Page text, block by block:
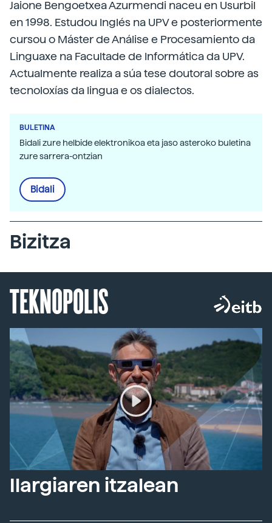
Jaione Bengoetxea Azurmendi naceu en Usurbil
en 1998. Estudou Inglés na UPV e posteriormente
cursou o Máster de Análise e Procesamiento da
Linguaxe na Facultade de Informática da UPV.
Actualmente realiza a súa tese doutoral sobre as
tecnoloxías da lingua e os dialectos.
BULETINA
Bidali zure helbide elektronikoa eta jaso asteroko buletina
zure sarrera-ontzian
Bidali
Bizitza
TEKNOPOLIS
Ilargiaren itzalean